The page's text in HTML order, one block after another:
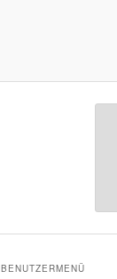
BENUTZERMENÜ